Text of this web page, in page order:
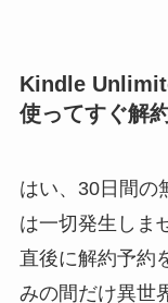
Kindle
使ってすぐ解
はい、30日間の
は一切発生しま
直後に解約予約
みの間だけ異世